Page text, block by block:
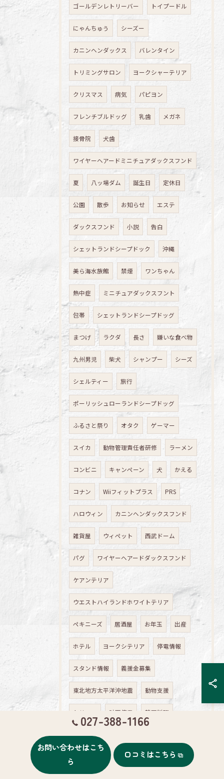
ゴールデンレトリーバー トイプードル
にゃんちゅう シーズー
カニンヘンダックス バレンタイン
トリミングサロン ヨークシャーテリア
クリスマス 病気 パピヨン
フレンチブルドッグ 乳歯 メガネ
接骨院 犬歯
ワイヤーヘアードミニチュアダックスフンド
夏 八ッ場ダム 誕生日 定休日
公園 散歩 お知らせ エステ
ダックスフンド 小説 告白
シェットランドシープドック 沖縄
美ら海水族館 禁煙 ワンちゃん
熱中症 ミニチュアダックスフント
包帯 シェットランドシープドッグ
まつげ ラクダ 長さ 嫌いな食べ物
九州男児 柴犬 シャンプー シーズ
シェルティー 旅行
ポーリッシュローランドシープドッグ
ふるさと祭り オタク ゲーマー
スイカ 動物管理責任者研修 ラーメン
コンビニ キャンペーン 犬 かえる
コナン Wiiフィットプラス PRS
ハロウィン カニンヘンダックスフンド
雑貨屋 ウィペット 西武ドーム
パグ ワイヤーヘアードダックスフンド
ケアンテリア
ウエストハイランドホワイトテリア
ペキニーズ 居酒屋 お年玉 出産
ホテル ヨークシテリア 停電情報
スタンド情報 義援金募集
東北地方太平洋沖地震 動物支援
トリマー 計画停電 韓国料理
コンタクト
ミニチュアダックスフンドのクッキーくん
027-388-1166
お問い合わせはこち
ら
口コミはこちら